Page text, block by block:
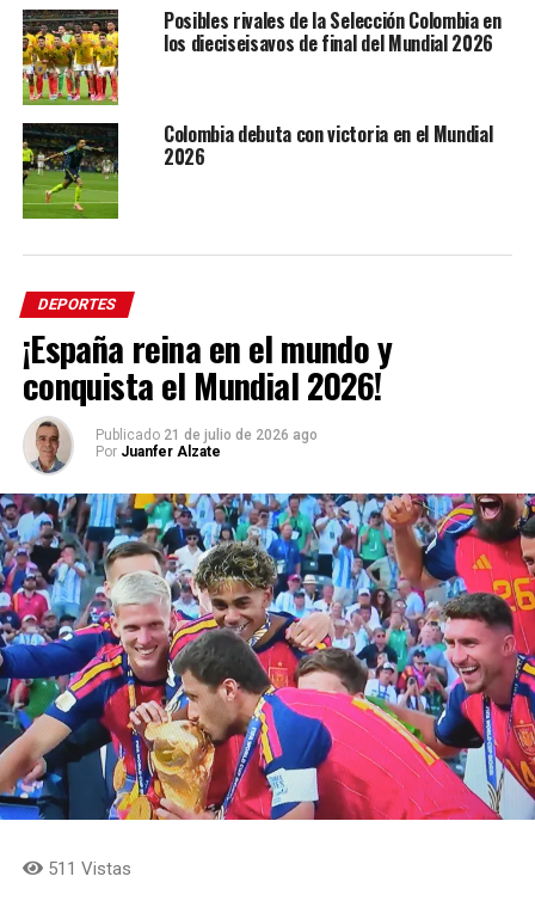
Posibles rivales de la Selección Colombia en
los dieciseisavos de final del Mundial 2026
Colombia debuta con victoria en el Mundial
2026
DEPORTES
¡España reina en el mundo y
conquista el Mundial 2026!
Publicado 21 de julio de 2026 ago
Por Juanfer Alzate
511 Vistas